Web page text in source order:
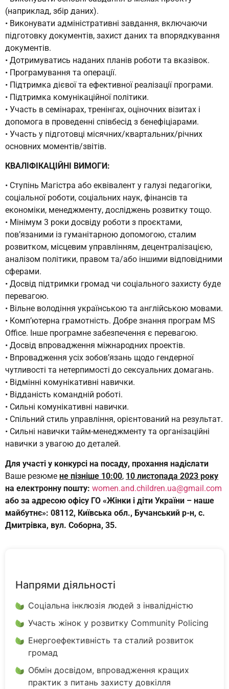
(наприклад, збір даних).
• Виконувати адміністративні завдання, включаючи
підготовку документів, захист даних та впорядкування
документів.
• Дотримуватись наданих планів роботи та вказівок.
• Програмування та операції.
• Підтримка дієвої та ефективної реалізації програми.
• Підтримка комунікаційної політики.
• Участь в семінарах, тренінгах, оціночних візитах і
допомога в проведенні співбесід з бенефіціарами.
• Участь у підготовці місячних/квартальних/річних
основних моментів/звітів.
КВАЛІФІКАЦІЙНІ ВИМОГИ:
• Ступінь Магістра або еквівалент у галузі педагогіки,
соціальної роботи, соціальних наук, фінансів та
економіки, менеджменту, досліджень розвитку тощо.
• Мінімум 3 роки досвіду роботи з проєктами,
пов’язаними із гуманітарною допомогою, сталим
розвитком, місцевим управлінням, децентралізацією,
аналізом політики, правом та/або іншими відповідними
сферами.
• Досвід підтримки громад чи соціального захисту буде
перевагою.
• Вільне володіння українською та англійською мовами.
• Комп’ютерна грамотність. Добре знання програм MS
Office. Інше програмне забезпечення є перевагою.
• Досвід впровадження міжнародних проектів.
• Впровадження усіх зобов’язань щодо гендерної
чутливості та нетерпимості до сексуальних домагань.
• Відмінні комунікативні навички.
• Відданість командній роботі.
• Сильні комунікативні навички.
• Спільний стиль управління, орієнтований на результат.
• Сильні навички тайм-менеджменту та організаційні
навички з увагою до деталей.
Для участі у конкурсі на посаду, прохання надіслати
Ваше резюме не пізніше 10:00, 10 листопада 2023 року
на електронну пошту: women.and.children.ua@gmail.com
або за адресою офісу ГО «Жінки і діти України – наше
майбутнє»: 08112, Київська обл., Бучанський р-н, с.
Дмитрівка, вул. Соборна, 35.
Напрями діяльності
Соціальна інклюзія людей з інвалідністю
Участь жінок у розвитку Community Policing
Енергоефективність та сталий розвиток
громад
Обмін досвідом, впровадження кращих
практик з питань захисту довкілля